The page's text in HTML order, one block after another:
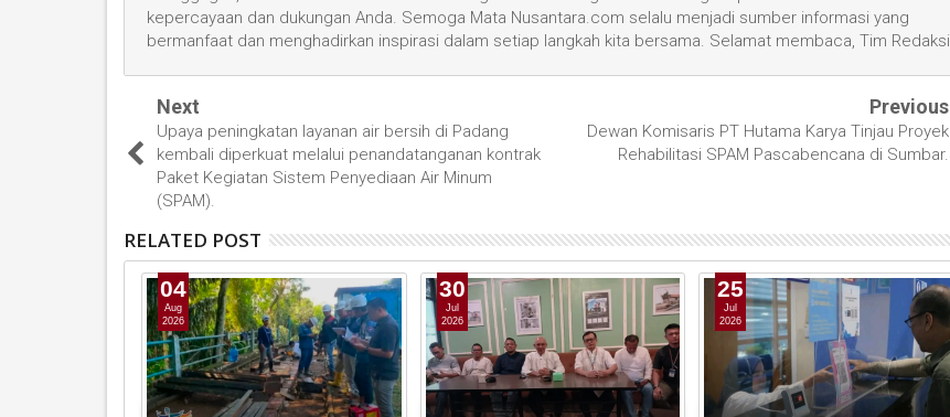
kepercayaan dan dukungan Anda. Semoga Mata Nusantara.com selalu menjadi sumber informasi yang
bermanfaat dan menghadirkan inspirasi dalam setiap langkah kita bersama. Selamat membaca, Tim Redaksi
Next
Upaya peningkatan layanan air bersih di Padang
kembali diperkuat melalui penandatanganan kontrak
Paket Kegiatan Sistem Penyediaan Air Minum
(SPAM).
Previous
Dewan Komisaris PT Hutama Karya Tinjau Proyek
Rehabilitasi SPAM Pascabencana di Sumbar.
RELATED POST
04
Aug
2026
30
Jul
2026
25
Jul
2026